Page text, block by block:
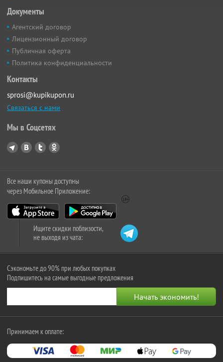
Документы
Агентский договор
Лицензионный договор
Публичная оферта
Политика конфиденциальности
Контакты
sprosi@kupikupon.ru
Связаться с нами
Мы в Соцсетях
Все наши купоны доступны
через Мобильное Приложение:
Ищите скидки поблизости,
не выходя из чата:
Сэкономьте до 90% при любых покупках
Подпишитесь на самые выгодные предложения
Принимаем к оплате: